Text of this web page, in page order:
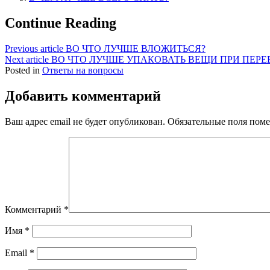
Continue Reading
Previous article ВО ЧТО ЛУЧШЕ ВЛОЖИТЬСЯ?
Next article ВО ЧТО ЛУЧШЕ УПАКОВАТЬ ВЕЩИ ПРИ
Posted in Ответы на вопросы
Добавить комментарий
Ваш адрес email не будет опубликован. Обязательные поля
Комментарий *
Имя *
Email *